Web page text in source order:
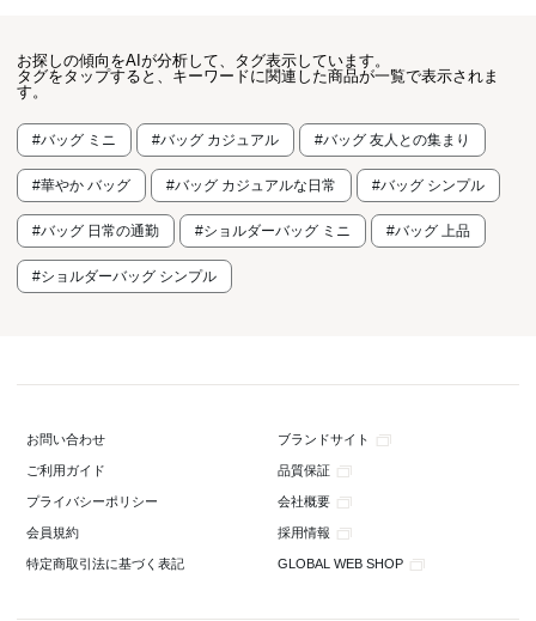
お探しの傾向をAIが分析して、タグ表示しています。
タグをタップすると、キーワードに関連した商品が一覧で表示されま
す。
#バッグ ミニ #バッグ カジュアル #バッグ 友人との集まり
#華やか バッグ #バッグ カジュアルな日常 #バッグ シンプル
#バッグ 日常の通勤 #ショルダーバッグ ミニ #バッグ 上品
#ショルダーバッグ シンプル
お問い合わせ ブランドサイト
ご利用ガイド 品質保証
プライバシーポリシー 会社概要
会員規約 採用情報
特定商取引法に基づく表記 GLOBAL WEB SHOP